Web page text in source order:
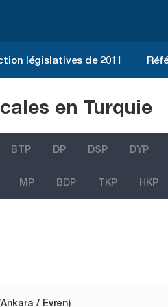
législatives de 2011
en Turquie
BTP DP DSP DYP
MP BDP TKP HKP
/ Evren)